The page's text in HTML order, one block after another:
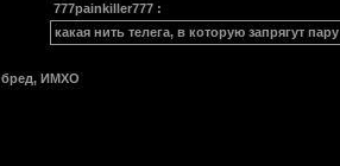
777painkiller777 :
какая нить телега, в которую запрягут
бред, ИМХО